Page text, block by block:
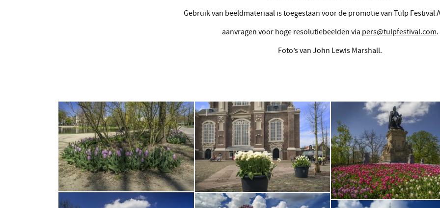
Gebruik van beeldmateriaal is toegestaan voor de promotie van Tulp Festival
aanvragen voor hoge resolutiebeelden via pers@tulpfestival.com.
Foto’s van John Lewis Marshall.